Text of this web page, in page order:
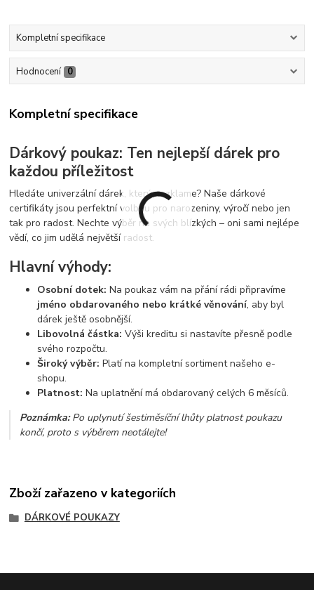
Kompletní specifikace
Hodnocení 0
Kompletní specifikace
Dárkový poukaz: Ten nejlepší dárek pro
každou příležitost
Hledáte univerzální dárek, který nezklame? Naše dárkové
certifikáty jsou perfektní volbou pro narozeniny, výročí nebo jen
tak pro radost. Nechte výběr na svých blízkých – oni sami nejlépe
vědí, co jim udělá největší radost.
Hlavní výhody:
Osobní dotek: Na poukaz vám na přání rádi připravíme
jméno obdarovaného nebo krátké věnování, aby byl
dárek ještě osobnější.
Libovolná částka: Výši kreditu si nastavíte přesně podle
svého rozpočtu.
Široký výběr: Platí na kompletní sortiment našeho e-
shopu.
Platnost: Na uplatnění má obdarovaný celých 6 měsíců.
Poznámka:Po uplynutí šestiměsíční lhůty platnost poukazu
končí, proto s výběrem neotálejte!
Zboží zařazeno v kategoriích
DÁRKOVÉ POUKAZY